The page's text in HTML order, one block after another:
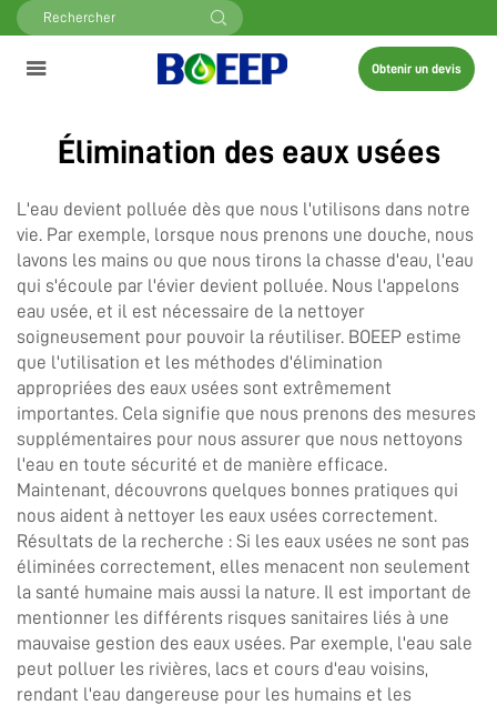
Obtenir un devis
Élimination des eaux usées
L'eau devient polluée dès que nous l'utilisons dans notre
vie. Par exemple, lorsque nous prenons une douche, nous
lavons les mains ou que nous tirons la chasse d'eau, l'eau
qui s'écoule par l'évier devient polluée. Nous l'appelons
eau usée, et il est nécessaire de la nettoyer
soigneusement pour pouvoir la réutiliser. BOEEP estime
que l'utilisation et les méthodes d'élimination
appropriées des eaux usées sont extrêmement
importantes. Cela signifie que nous prenons des mesures
supplémentaires pour nous assurer que nous nettoyons
l'eau en toute sécurité et de manière efficace.
Maintenant, découvrons quelques bonnes pratiques qui
nous aident à nettoyer les eaux usées correctement.
Résultats de la recherche : Si les eaux usées ne sont pas
éliminées correctement, elles menacent non seulement
la santé humaine mais aussi la nature. Il est important de
mentionner les différents risques sanitaires liés à une
mauvaise gestion des eaux usées. Par exemple, l'eau sale
peut polluer les rivières, lacs et cours d'eau voisins,
rendant l'eau dangereuse pour les humains et les